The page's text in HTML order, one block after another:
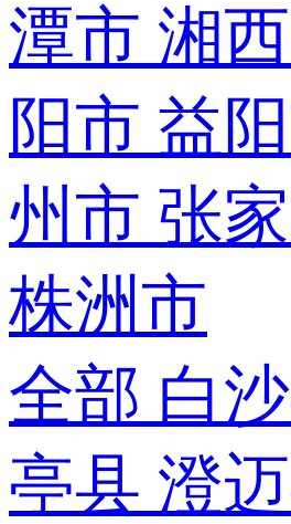
潭市 湘
阳市 益
州市 张
株洲市
全部 白
亭县 澄